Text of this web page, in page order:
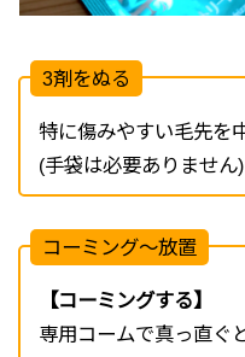
3剤をぬる
特に傷みやすい毛先を
(手袋は必要ありません)
コーミング～放置
【コーミングする】
専用コームで真っ直ぐ